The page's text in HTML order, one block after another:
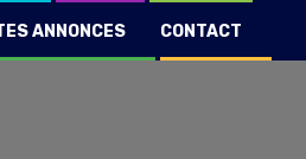
ANNONCES CONTACT